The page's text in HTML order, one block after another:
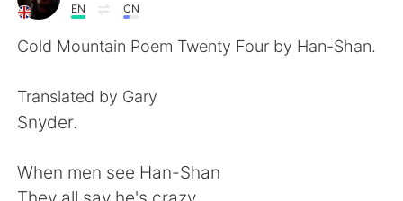
AI Grammar Checker
EN CN
Cold Mountain Poem Twenty Four by Han-Shan.
Translated by Gary
Snyder.
When men see Han-Shan